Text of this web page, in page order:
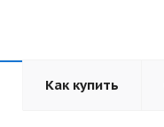
Как купить